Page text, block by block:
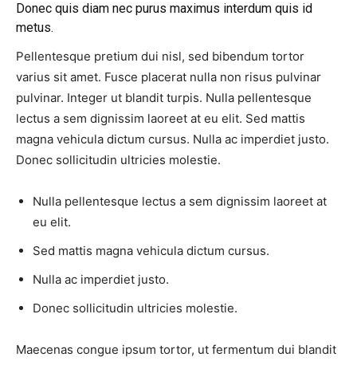
Donec quis diam nec purus maximus interdum quis id
metus.
Pellentesque pretium dui nisl, sed bibendum tortor
varius sit amet. Fusce placerat nulla non risus pulvinar
pulvinar. Integer ut blandit turpis. Nulla pellentesque
lectus a sem dignissim laoreet at eu elit. Sed mattis
magna vehicula dictum cursus. Nulla ac imperdiet justo.
Donec sollicitudin ultricies molestie.
Nulla pellentesque lectus a sem dignissim laoreet at
eu elit.
Sed mattis magna vehicula dictum cursus.
Nulla ac imperdiet justo.
Donec sollicitudin ultricies molestie.
Maecenas congue ipsum tortor, ut fermentum dui blandit